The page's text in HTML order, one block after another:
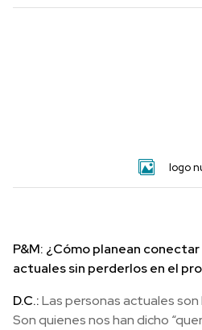
logo
P&M: ¿Cómo planean
actuales sin perderlos en el
D.C.:Las personas actuales son
Son quienes nos han dicho